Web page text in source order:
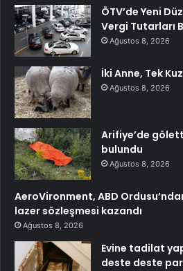
ÖTV’de Yeni
Vergi Tutarları
Ağustos 8, 2026
İki Anne, Tek
Ağustos 8, 2026
Arifiye’de
bulundu
Ağustos 8, 2026
AeroVironment, ABD
lazer sözleşmesi kazandı
Ağustos 8, 2026
Evine tadilat
deste deste